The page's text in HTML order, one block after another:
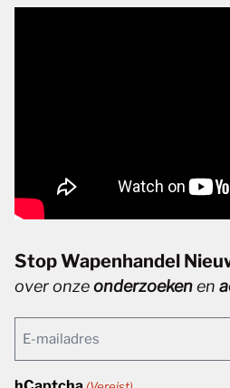
Stop Wapenhandel
over onzeonderzoekenen
(Vereist)